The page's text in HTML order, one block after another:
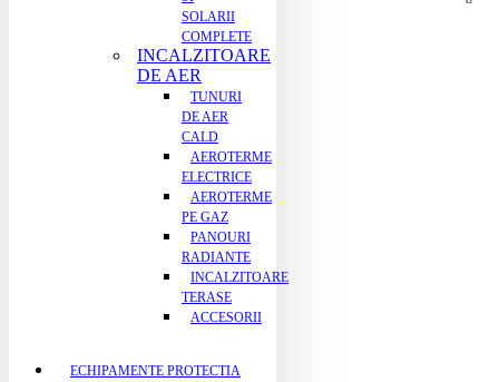
SOLARII
COMPLETE
INCALZITOARE
DE AER
TUNURI
DE AER
CALD
AEROTERME
ELECTRICE
AEROTERME
PE GAZ
PANOURI
RADIANTE
INCALZITOARE
TERASE
ACCESORII
ECHIPAMENTE PROTECTIA